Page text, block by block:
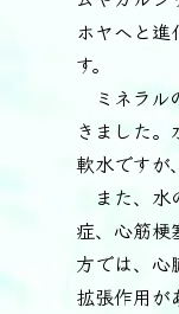
ホヤへと
す。
ミネラル
きました
軟水ですが
また、水
症、心筋梗
方では、心
拡張作用が